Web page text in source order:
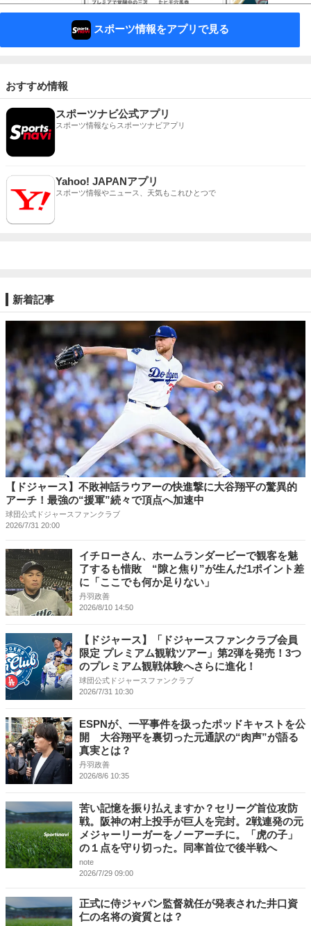
スポーツ情報をアプリで見る
おすすめ情報
スポーツナビ公式アプリ
スポーツ情報ならスポーツナビアプリ
Yahoo! JAPANアプリ
スポーツ情報やニュース、天気もこれひとつで
新着記事
【ドジャース】不敗神話ラウアーの快進撃に大谷翔平の驚異的
アーチ！最強の“援軍”続々で頂点へ加速中
球団公式ドジャースファンクラブ
2026/7/31 20:00
イチローさん、ホームランダービーで観客を魅
了するも惜敗 “隙と焦り”が生んだ1ポイント差
に「ここでも何か足りない」
丹羽政善
2026/8/10 14:50
【ドジャース】「ドジャースファンクラブ会員
限定 プレミアム観戦ツアー」第2弾を発売！3つ
のプレミアム観戦体験へさらに進化！
球団公式ドジャースファンクラブ
2026/7/31 10:30
ESPNが、一平事件を扱ったポッドキャストを公
開 大谷翔平を裏切った元通訳の“肉声”が語る
真実とは？
丹羽政善
2026/8/6 10:35
苦い記憶を振り払えますか？セリーグ首位攻防
戦。阪神の村上投手が巨人を完封。2戦連発の元
メジャーリーガーをノーアーチに。「虎の子」
の１点を守り切った。同率首位で後半戦へ
note
2026/7/29 09:00
正式に侍ジャパン監督就任が発表された井口資
仁の名将の資質とは？